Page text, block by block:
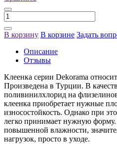
В корзину В корзине Задать
Описание
Отзывы
Клеенка серии Dekorama
Произведена в Турции. В
поливинилхлорид на
клеенка приобретает нужные
износостойкость. Однако при
легко принимает нужную форму.
повышенной влажности,
нагрузок, просто в уходе.